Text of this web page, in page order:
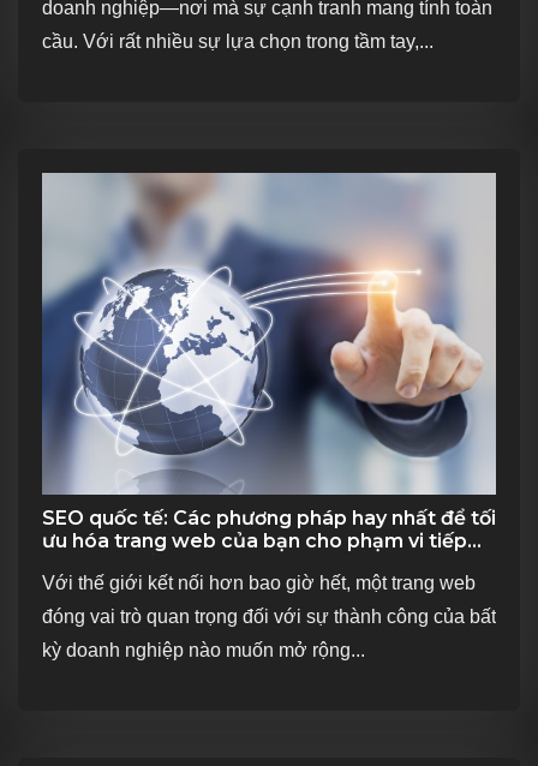
doanh nghiệp—nơi mà sự cạnh tranh mang tính toàn
cầu. Với rất nhiều sự lựa chọn trong tầm tay,...
SEO quốc tế: Các phương pháp hay nhất để tối
ưu hóa trang web của bạn cho phạm vi tiếp
Với thế giới kết nối hơn bao giờ hết, một trang web
đóng vai trò quan trọng đối với sự thành công của bất
kỳ doanh nghiệp nào muốn mở rộng...